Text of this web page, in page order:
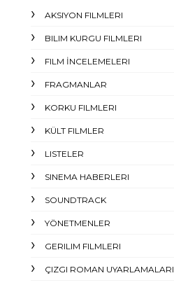
AKSIYON FILMLERI
BILIM KURGU FILMLERI
FILM İNCELEMELERI
FRAGMANLAR
KORKU FILMLERI
KÜLT FILMLER
LISTELER
SINEMA HABERLERI
SOUNDTRACK
YÖNETMENLER
GERILIM FILMLERI
ÇIZGI ROMAN UYARLAMALARI